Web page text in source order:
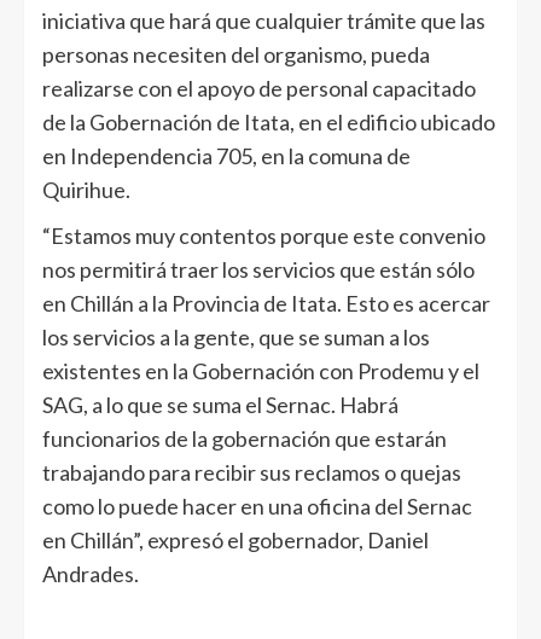
iniciativa que hará que cualquier trámite que las
personas necesiten del organismo, pueda
realizarse con el apoyo de personal capacitado
de la Gobernación de Itata, en el edificio ubicado
en Independencia 705, en la comuna de
Quirihue.
“Estamos muy contentos porque este convenio
nos permitirá traer los servicios que están sólo
en Chillán a la Provincia de Itata. Esto es acercar
los servicios a la gente, que se suman a los
existentes en la Gobernación con Prodemu y el
SAG, a lo que se suma el Sernac. Habrá
funcionarios de la gobernación que estarán
trabajando para recibir sus reclamos o quejas
como lo puede hacer en una oficina del Sernac
en Chillán”, expresó el gobernador, Daniel
Andrades.